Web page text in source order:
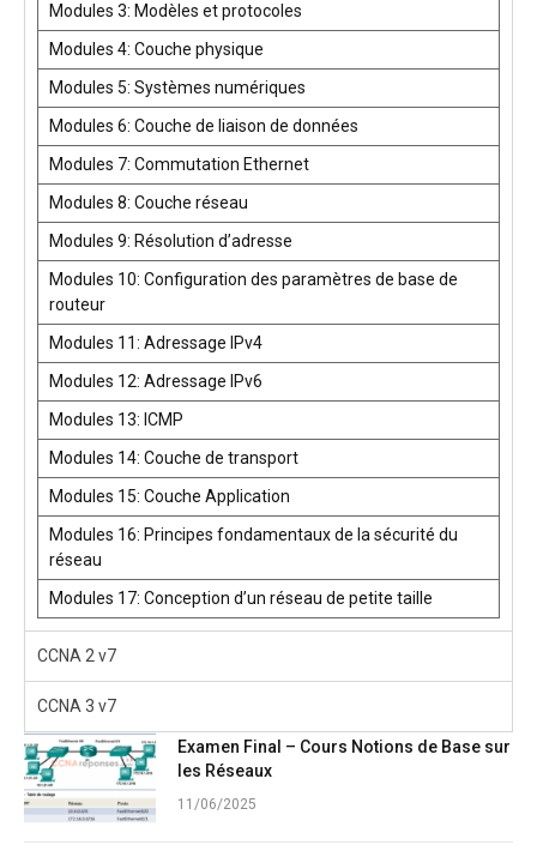
Modules 3: Modèles et protocoles
Modules 4: Couche physique
Modules 5: Systèmes numériques
Modules 6: Couche de liaison de données
Modules 7: Commutation Ethernet
Modules 8: Couche réseau
Modules 9: Résolution d’adresse
Modules 10: Configuration des paramètres de base de
routeur
Modules 11: Adressage IPv4
Modules 12: Adressage IPv6
Modules 13: ICMP
Modules 14: Couche de transport
Modules 15: Couche Application
Modules 16: Principes fondamentaux de la sécurité du
réseau
Modules 17: Conception d’un réseau de petite taille
CCNA 2 v7
CCNA 3 v7
Examen Final – Cours Notions de Base sur
les Réseaux
11/06/2025